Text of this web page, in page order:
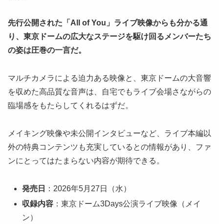
先行公開された「All of You」ライブ映像からも分かる通
り、東京ドームの広大なステージを駆け回るメンバーたち
の姿は圧巻の一言だ。
マルチカメラによる迫力ある映像と、東京ドームの大音響
を収めた高品質な音声は、自宅でもライブ会場さながらの
臨場感をもたらしてくれるはずだ。
メイキング映像や未公開インタビューなど、ライブ本編以
外の特典コンテンツも充実しているとの情報があり、ファ
ンにとってはたまらない内容が期待できる。
発売日
：2026年5月27日（水）
収録内容 ：東京ドーム3Days公演ライブ映像（メイ
ン）